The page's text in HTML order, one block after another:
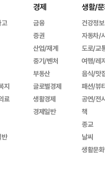
지
료
경제
금융
증권
산업/재계
중기/벤처
부동산
글로벌경제
생활경제
경제일반
생활/
건강정보
자동차/
도로/교
여행/레
음식/맛
패션/뷰
공연/전
책
종교
날씨
생활문